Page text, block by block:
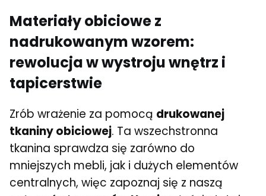
Materiały obiciowe z
nadrukowanym wzorem:
rewolucja w wystroju wnętrz i
tapicerstwie
Zrób wrażenie za pomocą drukowanej
tkaniny obiciowej. Ta wszechstronna
tkanina sprawdza się zarówno do
mniejszych mebli, jak i dużych elementów
centralnych, więc zapoznaj się z naszą